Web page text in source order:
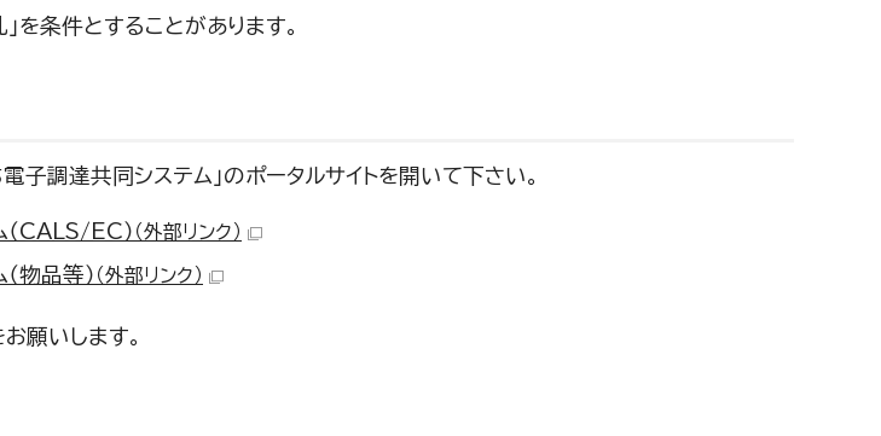
を条件とすることがあります。
子調達共同システム」のポータルサイトを開いて下さい。
CALS/EC） （外部リンク）
物品等） （外部リンク）
願いします。